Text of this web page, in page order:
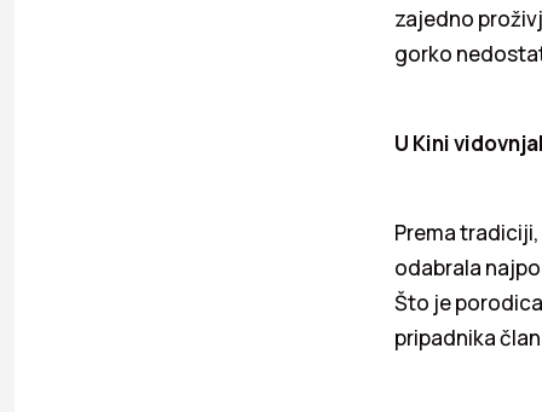
zajedno
gorko
U Kini
Prema
odabrala
Što je
pripadnika